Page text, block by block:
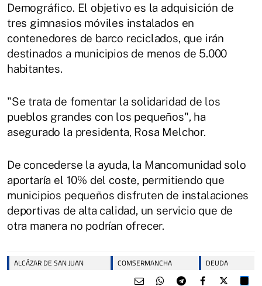
Demográfico. El objetivo es la adquisición de
tres gimnasios móviles instalados en
contenedores de barco reciclados, que irán
destinados a municipios de menos de 5.000
habitantes.
"Se trata de fomentar la solidaridad de los
pueblos grandes con los pequeños", ha
asegurado la presidenta, Rosa Melchor.
De concederse la ayuda, la Mancomunidad solo
aportaría el 10% del coste, permitiendo que
municipios pequeños disfruten de instalaciones
deportivas de alta calidad, un servicio que de
otra manera no podrían ofrecer.
ALCÁZAR DE SAN JUAN COMSERMANCHA DEUDA